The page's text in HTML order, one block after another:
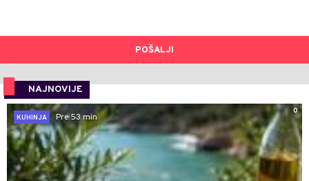
POŠALJI
NAJNOVIJE
0
KUHINJA
Pre 53 min